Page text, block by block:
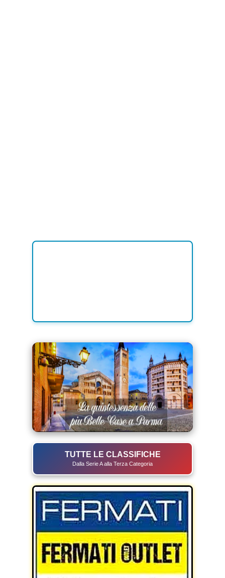
TUTTE LE CLASSIFICHE
Dalla Serie A alla Terza Categoria